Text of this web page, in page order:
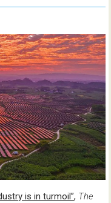
is in turmoil”, The